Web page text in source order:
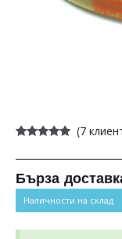
4.86от 5,
на
потребителски
оценки
(7
Бърза
Наличности на склад